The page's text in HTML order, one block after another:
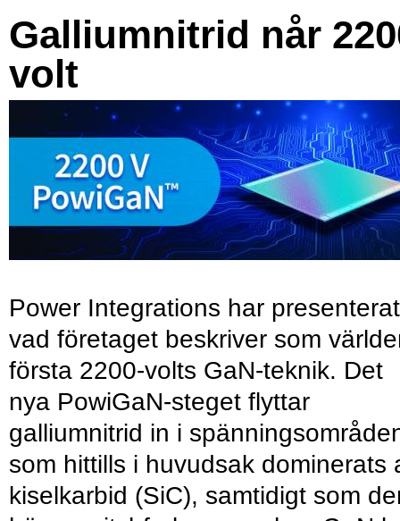
Galliumnitrid når
volt
Power Integrations har presenterat
vad företaget beskriver som
första 2200-volts GaN-teknik. Det
nya PowiGaN-steget flyttar
galliumnitrid in i
som hittills i huvudsak dominerats
kiselkarbid (SiC), samtidigt som